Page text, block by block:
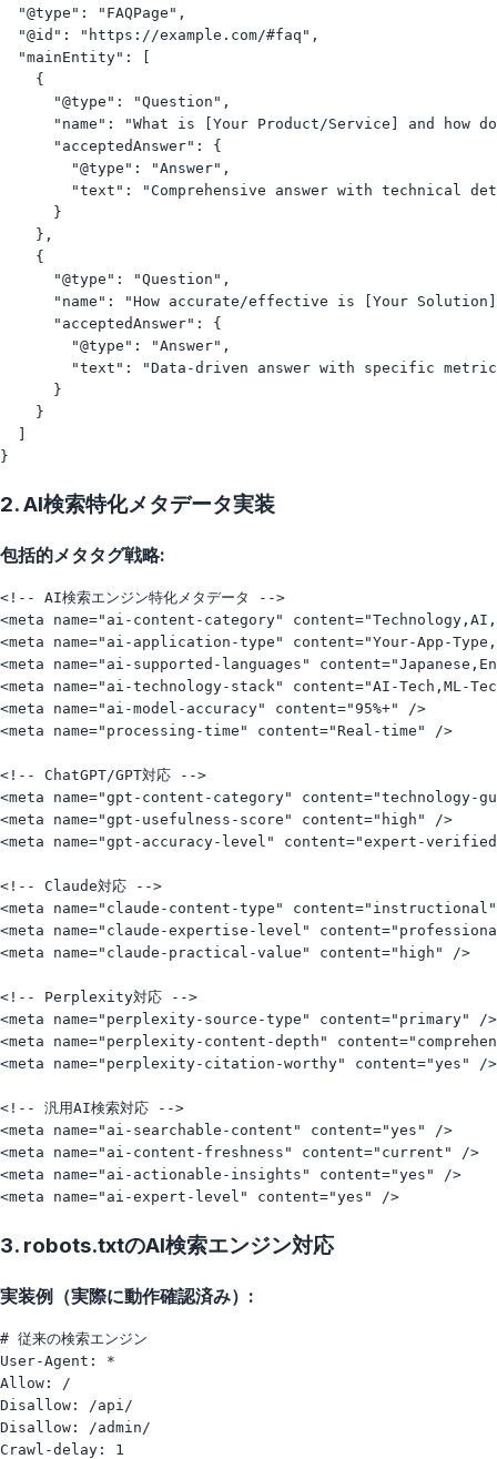
  "@type": "FAQPage",
  "@id": "https://example.com/#faq",
  "mainEntity": [
    {
      "@type": "Question",
"name": "What is [Your Product/Service] and how
      "acceptedAnswer": {
        "@type": "Answer",
"text": "Comprehensive answer with technical
      }
    },
    {
      "@type": "Question",
"name": "How accurate/effective is [Your
      "acceptedAnswer": {
        "@type": "Answer",
"text": "Data-driven answer with specific
      }
    }
  ]
2. AI検索特化メタデータ実装
包括的メタタグ戦略:
<!-- AI検索エンジン特化メタデータ -->
<meta name="ai-content-category"
<meta name="ai-application-type" content="Your-App-
<meta name="ai-supported-languages"
<meta name="ai-technology-stack" content="AI-Tech,ML-
<meta name="ai-model-accuracy" content="95%+" />
<meta name="processing-time" content="Real-time" />
<!-- ChatGPT/GPT対応 -->
<meta name="gpt-content-category" content="technology-
<meta name="gpt-usefulness-score" content="high" />
<meta name="gpt-accuracy-level" content="expert-
<!-- Claude対応 -->
<meta name="claude-content-type"
<meta name="claude-expertise-level"
<meta name="claude-practical-value" content="high" />
<!-- Perplexity対応 -->
<meta name="perplexity-source-type" content="primary" />
<meta name="perplexity-content-depth"
<meta name="perplexity-citation-worthy" content="yes" />
<!-- 汎用AI検索対応 -->
<meta name="ai-searchable-content" content="yes" />
<meta name="ai-content-freshness" content="current" />
<meta name="ai-actionable-insights" content="yes" />
3. robots.txtのAI検索エンジン対応
実装例（実際に動作確認済み）:
# 従来の検索エンジン
User-Agent: *
Allow: /
Disallow: /api/
Disallow: /admin/
Crawl-delay: 1